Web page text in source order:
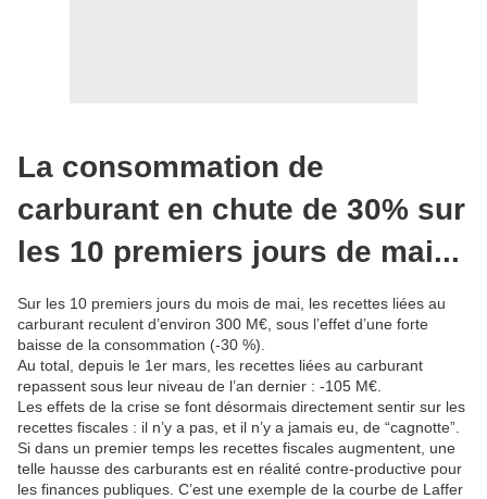
La consommation de
carburant en chute de 30% sur
les 10 premiers jours de mai...
Sur les 10 premiers jours du mois de mai, les recettes liées au
carburant reculent d’environ 300 M€, sous l’effet d’une forte
baisse de la consommation (-30 %).
Au total, depuis le 1er mars, les recettes liées au carburant
repassent sous leur niveau de l’an dernier : -105 M€.
Les effets de la crise se font désormais directement sentir sur les
recettes fiscales : il n’y a pas, et il n’y a jamais eu, de “cagnotte”.
Si dans un premier temps les recettes fiscales augmentent, une
telle hausse des carburants est en réalité contre-productive pour
les finances publiques. C’est une exemple de la courbe de Laffer